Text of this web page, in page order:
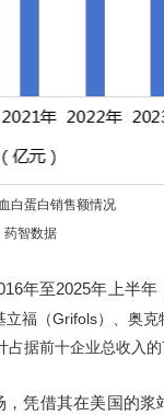
白蛋白销售额情况
药智数据
年至2025年上半年
立福（Grifols）、奥
据前十企业总收入的
凭借其在美国的